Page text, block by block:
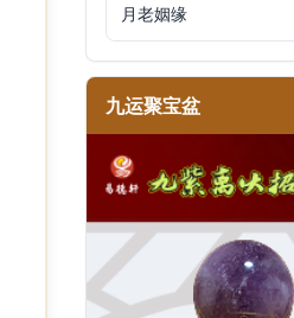
月老姻缘
九运聚宝盆